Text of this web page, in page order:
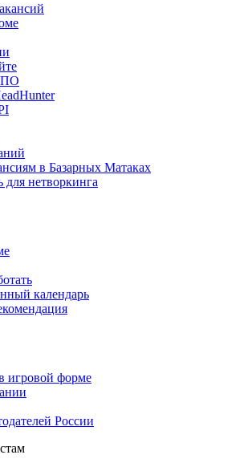
ПО
в Базарных Матаках
для нетворкинга
календарь
игровой форме
России